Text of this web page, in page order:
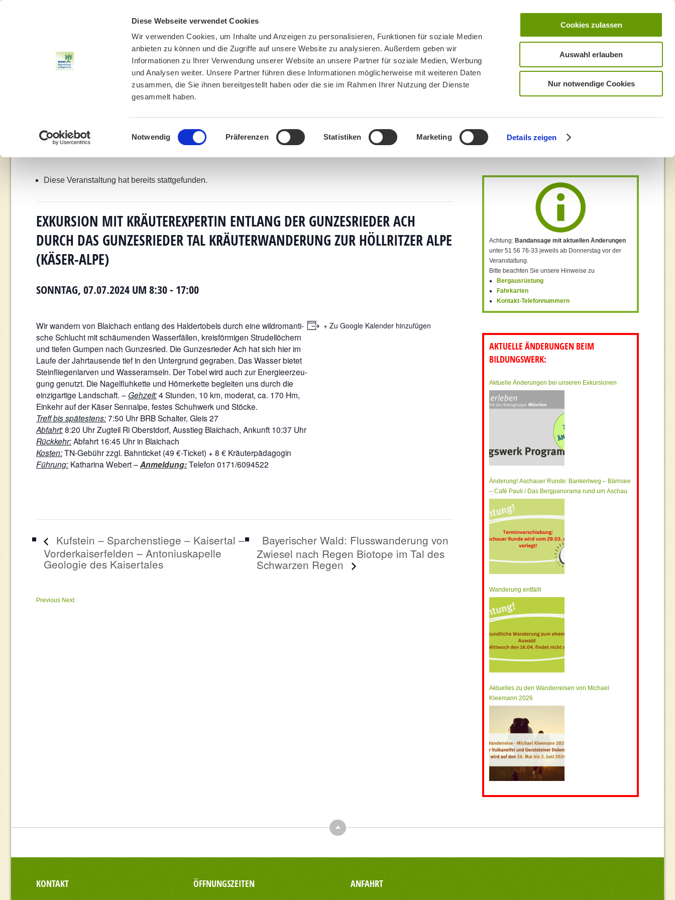
Diese Webseite verwendet Cookies
Wir verwenden Cookies, um Inhalte und Anzeigen zu personalisieren, Funktionen für soziale Medien
anbieten zu können und die Zugriffe auf unsere Website zu analysieren. Außerdem geben wir
Informationen zu Ihrer Verwendung unserer Website an unsere Partner für soziale Medien, Werbung
und Analysen weiter. Unsere Partner führen diese Informationen möglicherweise mit weiteren Daten
zusammen, die Sie ihnen bereitgestellt haben oder die sie im Rahmen Ihrer Nutzung der Dienste
gesammelt haben.
Einwilligungsauswahl
Notwendig Präferenzen Statistiken Marketing Details zeigen
Cookies zulassen
Auswahl erlauben
Nur notwendige Cookies
UMWELTBILDUNG UMWELTBERATUNG BN MÜNCHEN MITMACHEN SPENDEN
You are here: Home » Veranstaltungen Exkursion mit Kräuterexpertin entlang der Gunzesrieder Ach durch das Gunzesrieder Tal Kräuterwanderung zur Höllritzer Alpe (Käser-Alpe)
Diese Veranstaltung hat bereits stattgefunden.
EXKURSION MIT KRÄUTEREXPERTIN ENTLANG DER GUNZESRIEDER ACH
DURCH DAS GUNZESRIEDER TAL KRÄUTERWANDERUNG ZUR HÖLLRITZER ALPE
(KÄSER-ALPE)
SONNTAG, 07.07.2024 UM 8:30- 17:00
Wir wandern von Blaichach entlang des Haldertobels durch eine wildromanti-
sche Schlucht mit schäumenden Wasserfällen, kreisförmigen Strudellöchern
und tiefen Gumpen nach Gunzesried. Die Gunzesrieder Ach hat sich hier im
Laufe der Jahrtausende tief in den Untergrund gegraben. Das Wasser bietet
Steinfliegenlarven und Wasseramseln. Der Tobel wird auch zur Energieerzeu-
gung genutzt. Die Nagelfluhkette und Hörnerkette begleiten uns durch die
einzigartige Landschaft. – Gehzeit:4 Stunden, 10 km, moderat, ca. 170 Hm,
Einkehr auf der Käser Sennalpe, festes Schuhwerk und Stöcke.
Treff bis spätestens:7:50 Uhr BRB Schalter, Gleis 27
Abfahrt:8:20 Uhr Zugteil Ri Oberstdorf, Ausstieg Blaichach, Ankunft 10:37 Uhr
Rückkehr:Abfahrt 16:45 Uhr in Blaichach
Kosten:TN-Gebühr zzgl. Bahnticket (49 €-Ticket) + 8 € Kräuterpädagogin
Führung: Katharina Webert –Anmeldung:Telefon 0171/6094522
+ Zu Google Kalender hinzufügen
Kufstein – Sparchenstiege – Kaisertal –
Vorderkaiserfelden – Antoniuskapelle
Geologie des Kaisertales
Bayerischer Wald: Flusswanderung von
Zwiesel nach Regen Biotope im Tal des
Schwarzen Regen
Previous Next
Achtung: Bandansage mit aktuellen Änderungen
unter 51 56 76-33 jeweils ab Donnerstag vor der
Veranstaltung.
Bitte beachten Sie unsere Hinweise zu
Bergausrüstung
Fahrkarten
Kontakt-Telefonnummern
AKTUELLE ÄNDERUNGEN BEIM
BILDUNGSWERK:
Aktuelle Änderungen bei unseren Exkursionen
Änderung! Aschauer Runde: Bankerlweg – Bärnsee
– Café Pauli / Das Bergpanorama rund um Aschau
Wanderung entfällt
Aktuelles zu den Wanderreisen von Michael
Kleemann 2026
Top
KONTAKT ÖFFNUNGSZEITEN ANFAHRT